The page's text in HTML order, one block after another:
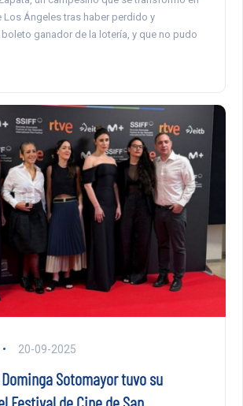
Los Ángeles tras haber perdido y
ganador de la lotería, y que no pudo
20-09-2025
Sotomayor tuvo su
Festival de Cine de San